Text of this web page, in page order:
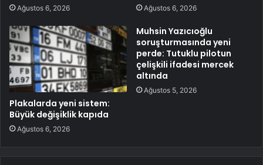
Ağustos 6, 2026 Ağustos 6, 2026
Plakalarda yeni sistem:
Büyük değişiklik kapıda
Ağustos 6, 2026
Muhsin Yazıcıoğlu
soruşturmasında yeni
perde: Tutuklu pilotun
çelişkili ifadesi mercek
altında
Ağustos 5, 2026